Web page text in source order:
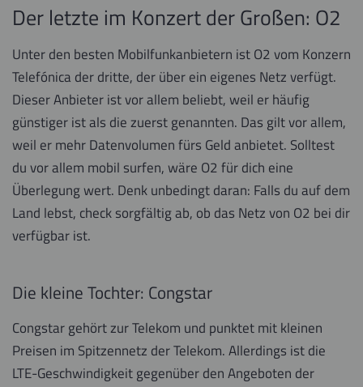
Der letzte im Konzert der Großen: O2
Unter den besten Mobilfunkanbietern ist O2 vom Konzern
Telefónica der dritte, der über ein eigenes Netz verfügt.
Dieser Anbieter ist vor allem beliebt, weil er häufig
günstiger ist als die zuerst genannten. Das gilt vor allem,
weil er mehr Datenvolumen fürs Geld anbietet. Solltest
du vor allem mobil surfen, wäre O2 für dich eine
Überlegung wert. Denk unbedingt daran: Falls du auf dem
Land lebst, check sorgfältig ab, ob das Netz von O2 bei dir
verfügbar ist.
Die kleine Tochter: Congstar
Congstar gehört zur Telekom und punktet mit kleinen
Preisen im Spitzennetz der Telekom. Allerdings ist die
LTE-Geschwindigkeit gegenüber den Angeboten der